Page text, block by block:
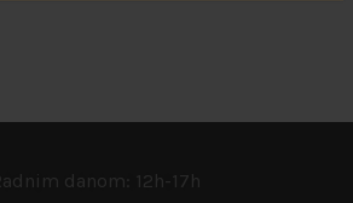
danom: 12h-17h